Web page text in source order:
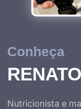
Conheça
Nutricionista e